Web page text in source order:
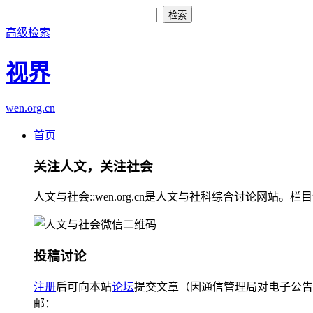
高级检索
视界
wen.org.cn
首页
关注人文，关注社会
人文与社会::wen.org.cn是人文与社科综合讨论网站。
投稿讨论
注册后可向本站论坛提交文章（因通信管理局对电子公
邮：